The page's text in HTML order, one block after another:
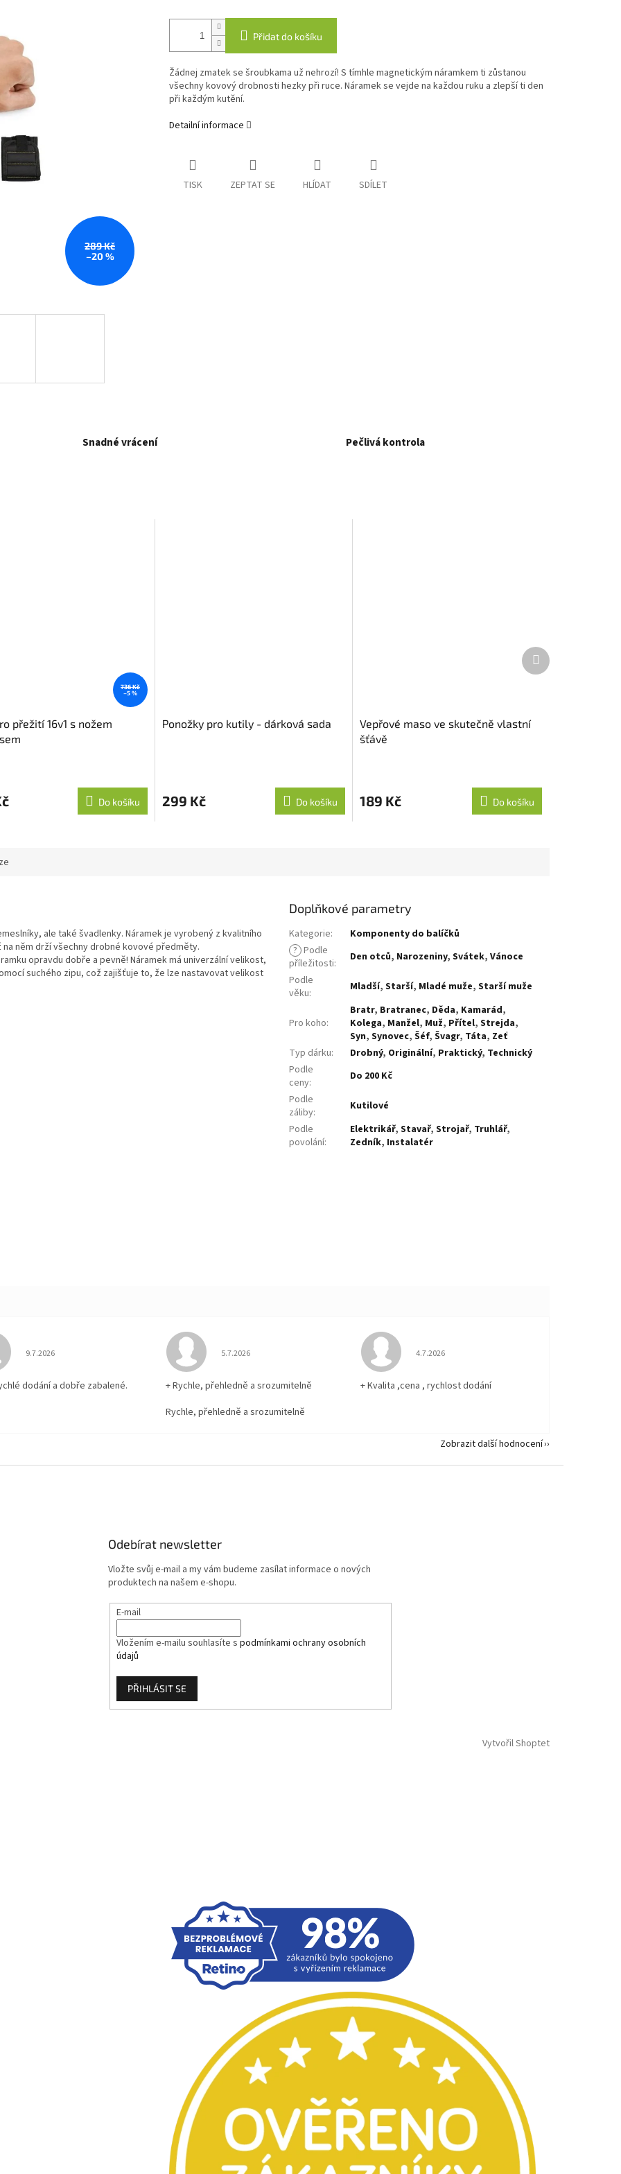
289 Kč
–20 %
Přidat do košíku
Žádnej zmatek se šroubkama už nehrozí! S tímhle magnetickým náramkem ti zůstanou
všechny kovový drobnosti hezky při ruce. Náramek se vejde na každou ruku a zlepší ti den
při každým kutění.
Detailní informace
TISK ZEPTAT SE HLÍDAT SDÍLET
Snadné vrácení Pečlivá kontrola
736 Kč
–5 %
přežití 16v1 s nožem
Do košíku
Ponožky pro kutily - dárková sada
299 Kč Do košíku
Vepřové maso ve skutečně vlastní
šťávě
189 Kč Do košíku
Další
produkt
ale také švadlenky. Náramek je vyrobený z kvalitního
něm drží všechny drobné kovové předměty.
opravdu dobře a pevně! Náramek má univerzální velikost,
suchého zipu, což zajišťuje to, že lze nastavovat velikost
Doplňkové parametry
Kategorie:
Komponenty do balíčků
? Podle
příležitosti: Den otců, Narozeniny,Svátek,Vánoce
Podle
věku: Mladší,Starší, Mladé muže,Starší muže
Pro koho:
Bratr, Bratranec, Děda, Kamarád,
Kolega, Manžel, Muž, Přítel,Strejda,
Syn,Synovec,Šéf,Švagr, Táta, Zeť
Typ dárku: Drobný, Originální, Praktický, Technický
Podle
ceny:
Do 200 Kč
Podle
záliby:
Kutilové
Podle
povolání:
Elektrikář,Stavař,Strojař, Truhlář,
Zedník, Instalatér
Hodnocení obchodu je 5 z 5 hvězdiček.
9.7.2026
dodání a dobře zabalené.
Hodnocení obchodu je 5 z 5 hvězdiček.
5.7.2026
+ Rychle, přehledně a srozumitelně
Rychle, přehledně a srozumitelně
Hodnocení obchodu je 5 z 5 hvězdiček.
4.7.2026
+ Kvalita ,cena , rychlost dodání
Zobrazit další hodnocení
Odebírat newsletter
Vložte svůj e-mail a my vám budeme zasílat informace o nových
produktech na našem e-shopu.
E-mail
Vložením e-mailu souhlasíte s podmínkami ochrany osobních
údajů
PŘIHLÁSIT SE
Vytvořil Shoptet